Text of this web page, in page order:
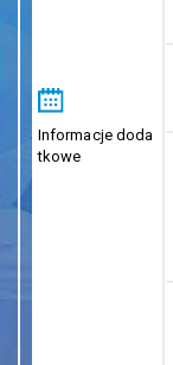
Informacje doda
tkowe